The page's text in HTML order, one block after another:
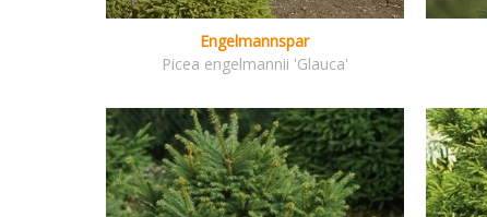
Engelmannspar
Picea engelmannii 'Glauca'